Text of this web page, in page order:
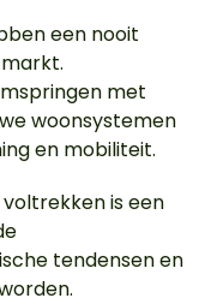
een nooit
met
woonsystemen
en mobiliteit.
is een
tendensen en